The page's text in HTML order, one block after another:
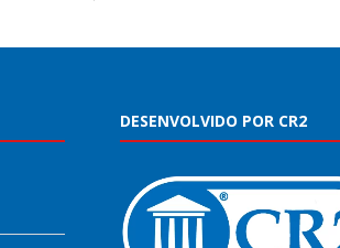
DESENVOLVIDO POR CR2